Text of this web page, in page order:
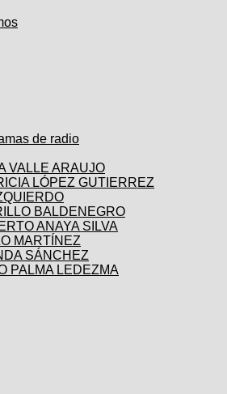
de radio
VALLE ARAUJO
LÓPEZ GUTIERREZ
BALDENEGRO
ANAYA SILVA
MARTÍNEZ
SÁNCHEZ
PALMA LEDEZMA